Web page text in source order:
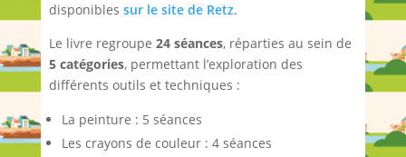
disponibles sur le site de Retz.
Le livre regroupe 24 séances, réparties au sein de
5 catégories, permettant l’exploration des
différents outils et techniques :
La peinture : 5 séances
Les crayons de couleur : 4 séances